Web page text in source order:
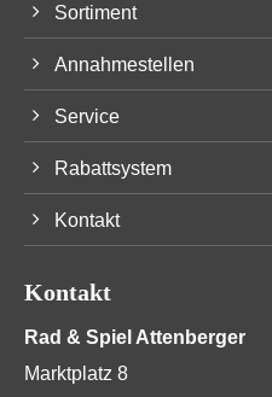
Sortiment
Annahmestellen
Service
Rabattsystem
Kontakt
Kontakt
Rad & Spiel Attenberger
Marktplatz 8